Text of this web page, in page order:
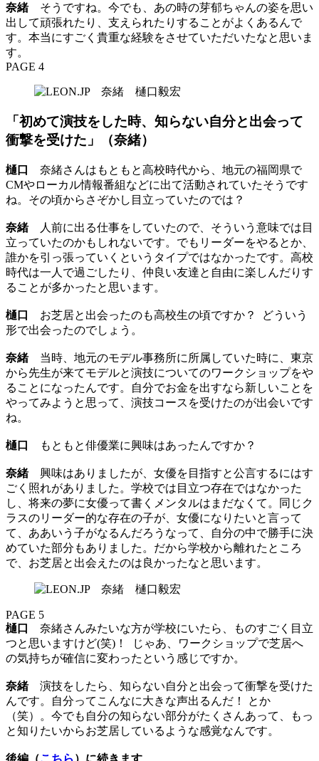
奈緒そうですね。今でも、あの時の芽郁ちゃんの姿を思い
出して頑張れたり、支えられたりすることがよくあるんで
す。本当にすごく貴重な経験をさせていただいたなと思いま
す。
PAGE 4
「初めて演技をした時、知らない自分と出会って
衝撃を受けた」（奈緒）
樋口
奈緒さんはもともと高校時代から、地元の福岡県で
CMやローカル情報番組などに出て活動されていたそうです
ね。その頃からさぞかし目立っていたのでは？
奈緒人前に出る仕事をしていたので、そういう意味では目
立っていたのかもしれないです。でもリーダーをやるとか、
誰かを引っ張っていくというタイプではなかったです。高校
時代は一人で過ごしたり、仲良い友達と自由に楽しんだりす
ることが多かったと思います。
樋口
お芝居と出会ったのも高校生の頃ですか？ どういう
形で出会ったのでしょう。
奈緒当時、地元のモデル事務所に所属していた時に、東京
から先生が来てモデルと演技についてのワークショップをや
ることになったんです。自分でお金を出すなら新しいことを
やってみようと思って、演技コースを受けたのが出会いです
ね。
樋口 もともと俳優業に興味はあったんですか？
奈緒興味はありましたが、女優を目指すと公言するにはす
ごく照れがありました。学校では目立つ存在ではなかった
し、将来の夢に女優って書くメンタルはまだなくて。同じク
ラスのリーダー的な存在の子が、女優になりたいと言って
て、ああいう子がなるんだろうなって、自分の中で勝手に決
めていた部分もありました。だから学校から離れたところ
で、お芝居と出会えたのは良かったなと思います。
PAGE 5
樋口
奈緒さんみたいな方が学校にいたら、ものすごく目立
つと思いますけど(笑)！ じゃあ、ワークショップで芝居へ
の気持ちが確信に変わったという感じですか。
奈緒演技をしたら、知らない自分と出会って衝撃を受けた
んです。自分ってこんなに大きな声出るんだ！ とか
（笑）。今でも自分の知らない部分がたくさんあって、もっ
と知りたいからお芝居しているような感覚なんです。
後編（こちら ）に続きます